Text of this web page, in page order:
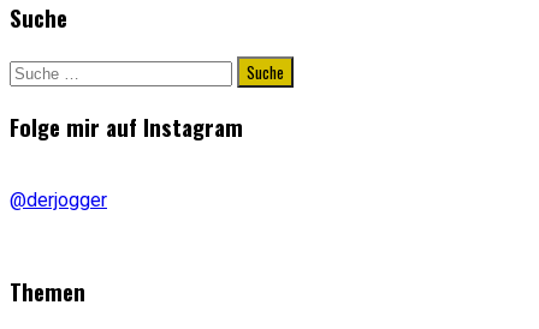
Suche
Suche
nach:
Folge mir auf Instagram
@derjogger
Themen